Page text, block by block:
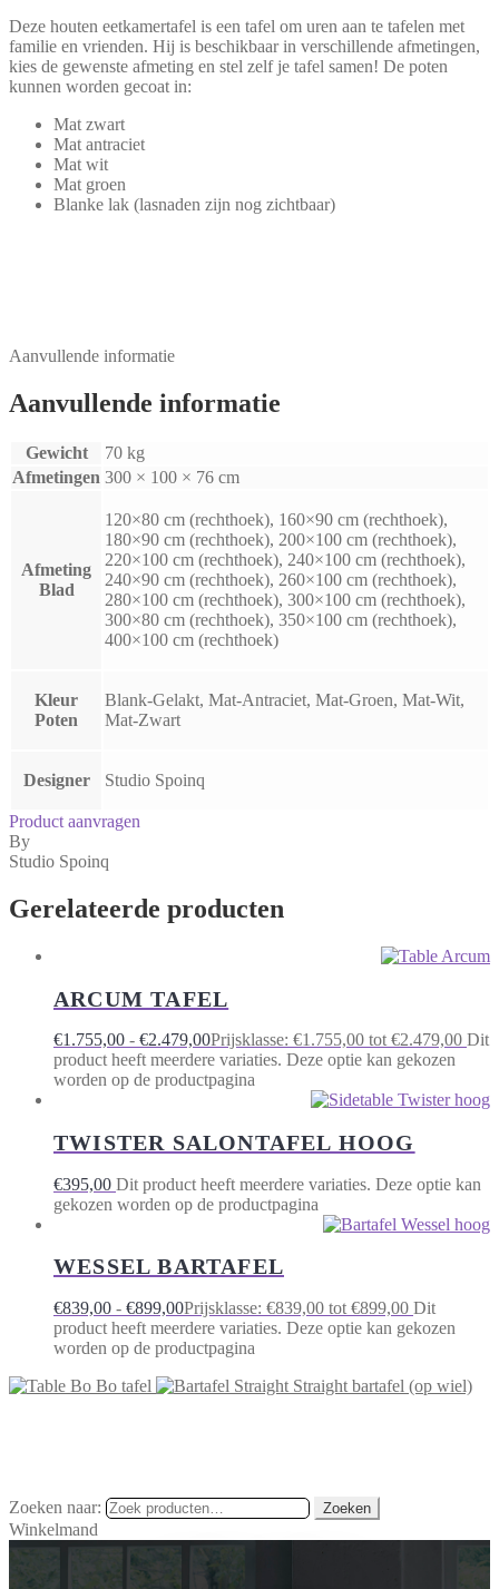
Deze houten eetkamertafel is een tafel om uren aan te tafelen met
familie en vrienden. Hij is beschikbaar in verschillende afmetingen,
kies de gewenste afmeting en stel zelf je tafel samen! De poten
kunnen worden gecoat in:
Mat zwart
Mat antraciet
Mat wit
Mat groen
Blanke lak (lasnaden zijn nog zichtbaar)
Aanvullende informatie
Aanvullende informatie
Gewicht
70 kg
Afmetingen 300 × 100 × 76 cm
Afmeting
Blad
120×80 cm (rechthoek), 160×90 cm (rechthoek),
180×90 cm (rechthoek), 200×100 cm (rechthoek),
220×100 cm (rechthoek), 240×100 cm (rechthoek),
240×90 cm (rechthoek), 260×100 cm (rechthoek),
280×100 cm (rechthoek), 300×100 cm (rechthoek),
300×80 cm (rechthoek), 350×100 cm (rechthoek),
400×100 cm (rechthoek)
Kleur
Poten
Blank-Gelakt, Mat-Antraciet, Mat-Groen, Mat-Wit,
Mat-Zwart
Designer Studio Spoinq
Product aanvragen
By
Studio Spoinq
Gerelateerde producten
ARCUM TAFEL
€1.755,00 - €2.479,00Prijsklasse: €1.755,00 tot €2.479,00 Dit
product heeft meerdere variaties. Deze optie kan gekozen
worden op de productpagina
TWISTER SALONTAFEL HOOG
€395,00 Dit product heeft meerdere variaties. Deze optie kan
gekozen worden op de productpagina
WESSEL BARTAFEL
€839,00 - €899,00Prijsklasse: €839,00 tot €899,00 Dit
product heeft meerdere variaties. Deze optie kan gekozen
worden op de productpagina
Bo tafel
Straight bartafel (op wiel)
Zoeken naar: Zoeken
Winkelmand